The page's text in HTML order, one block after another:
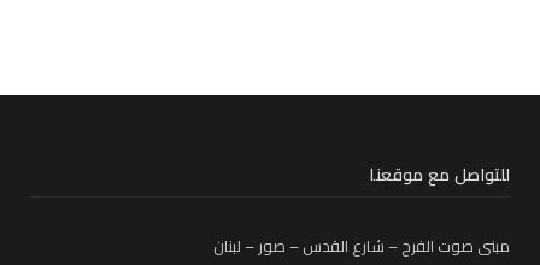
للتواصل مع موقعنا
مبنى صوت الفرح – شارع القدس – صور – لبنان